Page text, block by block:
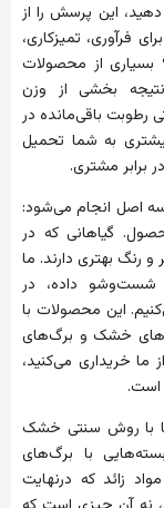
این پرسش را از
فرآوری، تمیزکاری،
از محصولات
بخشی از وزن
باقی‌مانده در
به شما تحمیل
برابر مشتری.
اصل انجام می‌شود:
گیاهانی که در
رنگ بهتری دارند. ما
شست‌وشو داده، در
این محصولات با
خشک و برگ‌های
خریداری می‌کنید،
است.
یا با روش سنتی خشک
با برگ‌های
زائد که درنهایت